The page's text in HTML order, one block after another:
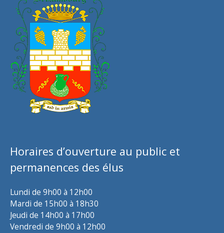
Horaires d’ouverture au public et
permanences des élus
Lundi de 9h00 à 12h00
Mardi de 15h00 à 18h30
Jeudi de 14h00 à 17h00
Vendredi de 9h00 à 12h00